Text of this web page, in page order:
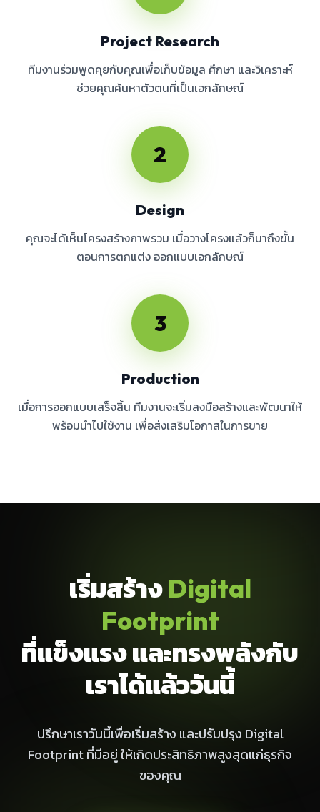
Project Research
ทีมงานร่วมพูดคุยกับคุณเพื่อเก็บข้อมูล ศึกษา และวิเคราะห์
ช่วยคุณค้นหาตัวตนที่เป็นเอกลักษณ์
2
Design
คุณจะได้เห็นโครงสร้างภาพรวม เมื่อวางโครงแล้วก็มาถึงขั้น
ตอนการตกแต่ง ออกแบบเอกลักษณ์
3
Production
เมื่อการออกแบบเสร็จสิ้น ทีมงานจะเริ่มลงมือสร้างและพัฒนาให้
พร้อมนำไปใช้งาน เพื่อส่งเสริมโอกาสในการขาย
เริ่มสร้าง Digital
Footprint
ที่แข็งแรง และทรงพลังกับ
เราได้แล้ววันนี้
ปรึกษาเราวันนี้เพื่อเริ่มสร้าง และปรับปรุง Digital
Footprint ที่มีอยู่ ให้เกิดประสิทธิภาพสูงสุดแก่ธุรกิจ
ของคุณ